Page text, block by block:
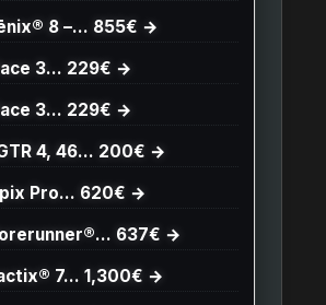
8 –… 855€ →
3… 229€ →
3… 229€ →
4, 46… 200€ →
Pro… 620€ →
637€ →
7… 1,300€ →